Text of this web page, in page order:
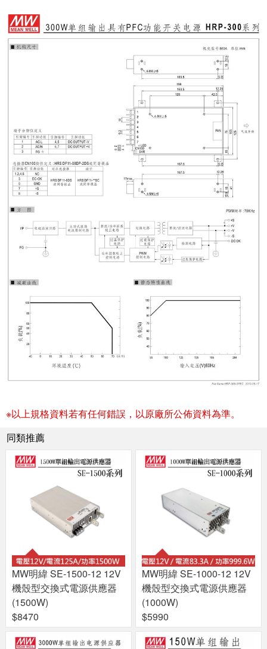
※以上規格資料若有任何錯誤，以原廠所公佈資料為準。
同類推薦
MW明緯 SE-1500-12 12V
機殼型交換式電源供應器
(1500W)
$8470
MW明緯 SE-1000-12 12V
機殼型交換式電源供應器
(1000W)
$5990